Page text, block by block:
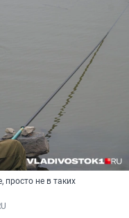
просто не в таких